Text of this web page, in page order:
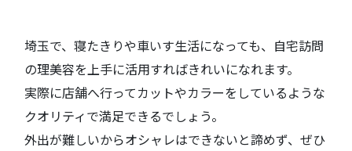
埼玉で、寝たきりや車いす生活になっても、自宅訪問
の理美容を上手に活用すればきれいになれます。
実際に店舗へ行ってカットやカラーをしているような
クオリティで満足できるでしょう。
外出が難しいからオシャレはできないと諦めず、ぜひ